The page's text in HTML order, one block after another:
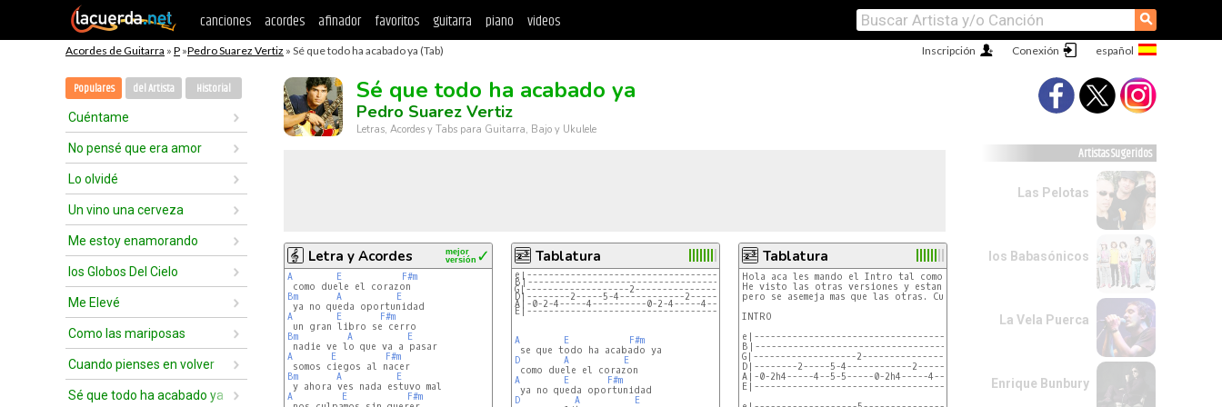
canciones acordes afinador favoritos guitarra piano videos ⚲
Acordes de Guitarra » P »Pedro Suarez Vertiz » Sé que todo ha acabado ya (Tab) Conexión
Inscripción
Populares del Artista Historial
Cuéntame
No pensé que era amor
Lo olvidé
Un vino una cerveza
Me estoy enamorando
los Globos Del Cielo
Me Elevé
Como las mariposas
Cuando pienses en volver
Sé que todo ha acabado ya
Sé que todo ha acabado ya
Pedro Suarez Vertiz
Letras, Acordes y Tabs para Guitarra, Bajo y Ukulele
Letra y Acordes ✓
mejor
versión
A E
F#m
Bm
A
E
A
E
F#m
Bm
A
E
A
E
F#m
Bm
A
E
A
E
F#m
Tablatura
e|----------------------------------------0-------------------5----------------|
B|-----------------------------------------------------------------------------|
G|-------------------2---------------------------------------------------------|
D|--------2-----5-4------------2-----5-4------------2-----5-4------------2-4-2-|
A|-0-2-4-----4----------0-2-4-----4----------0-2-4-----4----------0-2-4--------|
E|-----------------------------------------------------------------------------|
A E
F#m
D
A
E
A
E
F#m
D
A
E
Tablatura
Hola aca les mando el Intro tal como es, y el solo lo mas parecido posible.
He visto las otras versiones y estan mal, no es que la mia sea perfecta,
pero se asemeja mas que las otras. Cualquier cosa escribanme
INTRO
e|----------------------------------------0-|
B|------------------------------------------|
G|-------------------2----------------------|
D|--------2-----5-4------------2-----5-4----|
A|-0-2h4-----4--5-5-----0-2h4-----4--5-5----|
E|------------------------------------------|
Artistas Sugeridos
Las Pelotas
los Babasónicos
La Vela Puerca
Enrique Bunbury